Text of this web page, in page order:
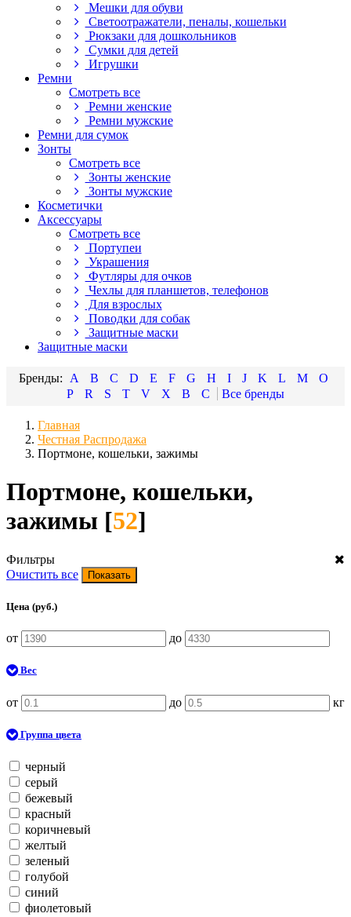
Мешки для обуви
Светоотражатели, пеналы, кошельки
Рюкзаки для дошкольников
Сумки для детей
Игрушки
Ремни
Смотреть все
Ремни женские
Ремни мужские
Ремни для сумок
Зонты
Смотреть все
Зонты женские
Зонты мужские
Косметички
Аксессуары
Смотреть все
Портупеи
Украшения
Футляры для очков
Чехлы для планшетов, телефонов
Для взрослых
Поводки для собак
Защитные маски
Защитные маски
A B C D E F G H I J K L M
O
P
R S T V X В С
Главная
Честная Распродажа
Портмоне, кошельки, зажимы
Портмоне, кошельки,
зажимы [52]
Фильтры
Очистить все
Цена (руб.)
от до
Вес
от до кг
Группа цвета
черный
серый
бежевый
красный
коричневый
желтый
зеленый
голубой
синий
фиолетовый